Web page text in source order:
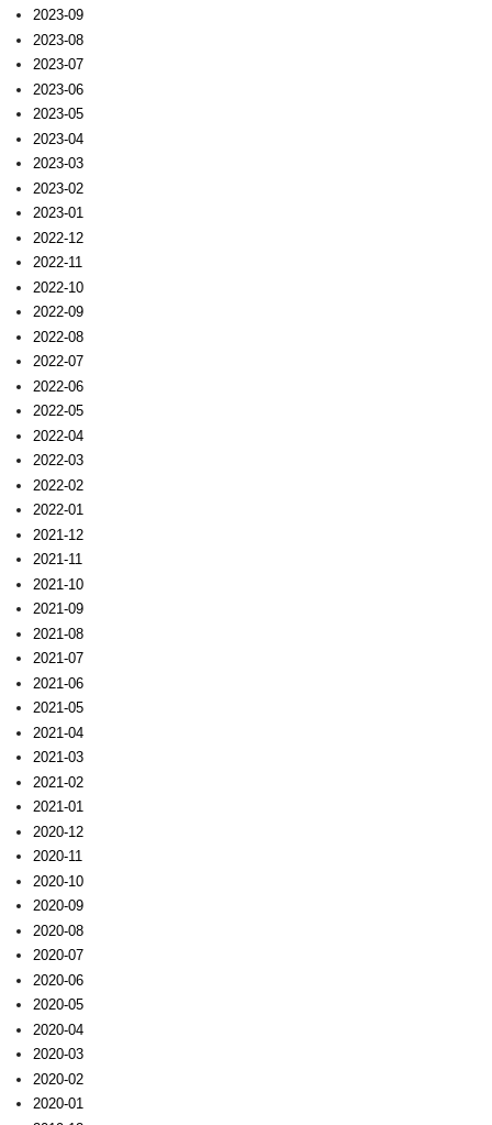
2023-09
2023-08
2023-07
2023-06
2023-05
2023-04
2023-03
2023-02
2023-01
2022-12
2022-11
2022-10
2022-09
2022-08
2022-07
2022-06
2022-05
2022-04
2022-03
2022-02
2022-01
2021-12
2021-11
2021-10
2021-09
2021-08
2021-07
2021-06
2021-05
2021-04
2021-03
2021-02
2021-01
2020-12
2020-11
2020-10
2020-09
2020-08
2020-07
2020-06
2020-05
2020-04
2020-03
2020-02
2020-01